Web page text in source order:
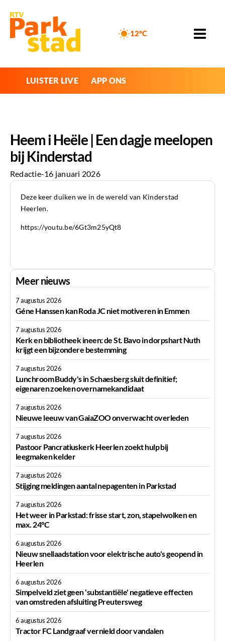
12°C
LUISTER LIVE APP ONS
Heem i Heële | Een dagje meelopen
bij Kinderstad
Redactie-16 januari 2026
Deze keer duiken we in de wereld van Kinderstad
Heerlen.
https://youtu.be/6Gt3m25yQt8
Meer nieuws
7 augustus 2026
Géne Hanssen kan Roda JC niet motiveren in Emmen
7 augustus 2026
Kerk en bibliotheek ineen: de St. Bavo in dorpshart Nuth
krijgt een bijzondere bestemming
7 augustus 2026
Lunchroom Buddy's in Schaesberg sluit definitief;
eigenaren zoeken overnamekandidaat
7 augustus 2026
Nieuwe leeuw van GaiaZOO onverwacht overleden
7 augustus 2026
Pastoor Pancratiuskerk Heerlen zoekt hulp bij
leegmaken kelder
7 augustus 2026
Stijging meldingen aantal nepagenten in Parkstad
7 augustus 2026
Het weer in Parkstad: frisse start, zon, stapelwolken en
max. 24°C
6 augustus 2026
Nieuw snellaadstation voor elektrische auto's geopend in
Heerlen
6 augustus 2026
Simpelveld ziet geen 'substantiële' negatieve effecten
van omstreden afsluiting Preutersweg
6 augustus 2026
Tractor FC Landgraaf vernield door vandalen